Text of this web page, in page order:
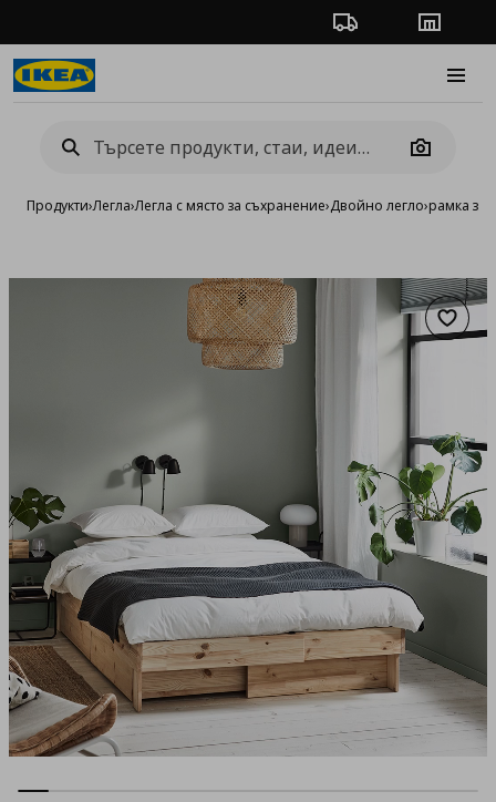
Проследяване на
Camera
Продукти›Легла›Легла с място за съхранение›Двойно легло›рамка за